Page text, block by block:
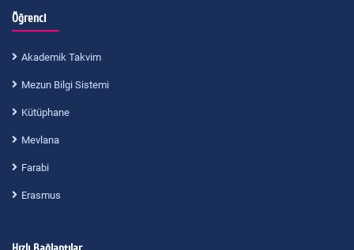
Öğrenci
Akademik Takvim
Mezun Bilgi Sistemi
Kütüphane
Mevlana
Farabi
Erasmus